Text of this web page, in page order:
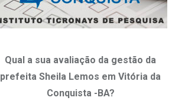
Qual a sua avaliação da gestão da
prefeita Sheila Lemos em Vitória da
Conquista -BA?